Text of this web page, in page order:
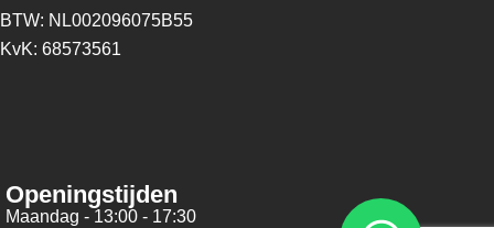
BTW: NL002096075B55
KvK: 68573561
Openingstijden
Maandag - 13:00 - 17:30